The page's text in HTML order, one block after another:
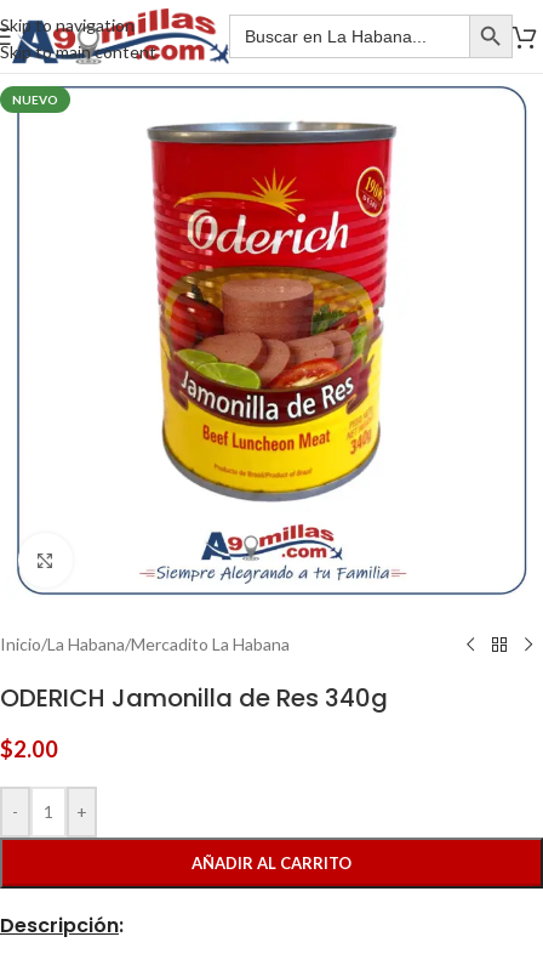
Skip to navigation
Skip to main content
NUEVO
Inicio/La Habana/Mercadito La Habana
ODERICH Jamonilla de Res 340g
$2.00
- +
AÑADIR AL CARRITO
Descripción: